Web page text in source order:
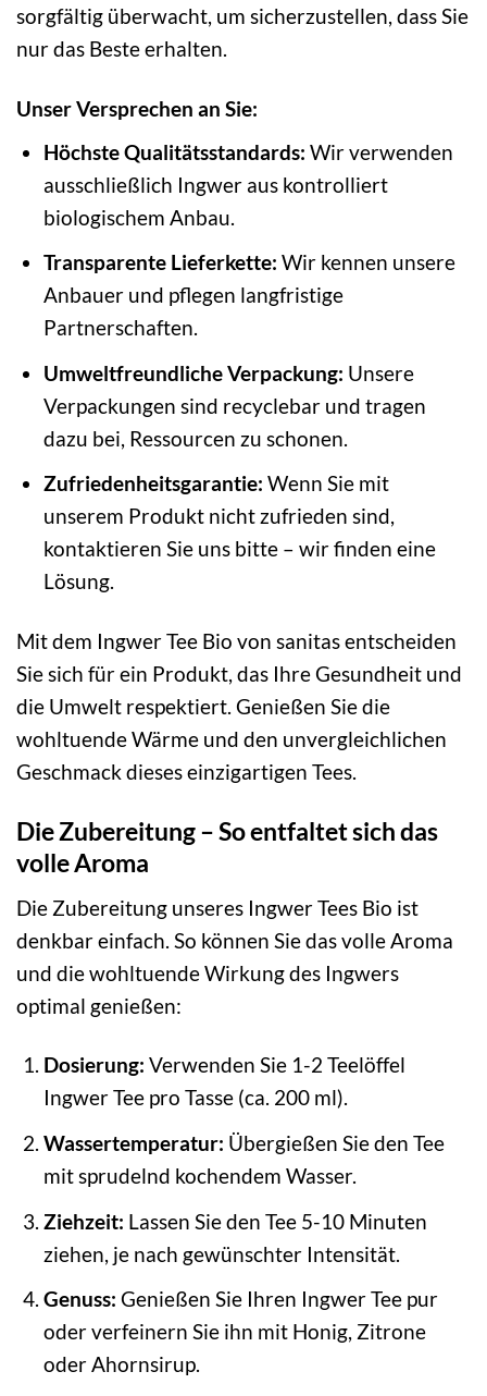
sorgfältig überwacht, um sicherzustellen, dass Sie
nur das Beste erhalten.
Unser Versprechen an Sie:
Höchste Qualitätsstandards: Wir verwenden
ausschließlich Ingwer aus kontrolliert
biologischem Anbau.
Transparente Lieferkette: Wir kennen unsere
Anbauer und pflegen langfristige
Partnerschaften.
Umweltfreundliche Verpackung: Unsere
Verpackungen sind recyclebar und tragen
dazu bei, Ressourcen zu schonen.
Zufriedenheitsgarantie: Wenn Sie mit
unserem Produkt nicht zufrieden sind,
kontaktieren Sie uns bitte – wir finden eine
Lösung.
Mit dem Ingwer Tee Bio von sanitas entscheiden
Sie sich für ein Produkt, das Ihre Gesundheit und
die Umwelt respektiert. Genießen Sie die
wohltuende Wärme und den unvergleichlichen
Geschmack dieses einzigartigen Tees.
Die Zubereitung – So entfaltet sich das
volle Aroma
Die Zubereitung unseres Ingwer Tees Bio ist
denkbar einfach. So können Sie das volle Aroma
und die wohltuende Wirkung des Ingwers
optimal genießen:
Dosierung: Verwenden Sie 1-2 Teelöffel
Ingwer Tee pro Tasse (ca. 200 ml).
Wassertemperatur: Übergießen Sie den Tee
mit sprudelnd kochendem Wasser.
Ziehzeit: Lassen Sie den Tee 5-10 Minuten
ziehen, je nach gewünschter Intensität.
Genuss: Genießen Sie Ihren Ingwer Tee pur
oder verfeinern Sie ihn mit Honig, Zitrone
oder Ahornsirup.